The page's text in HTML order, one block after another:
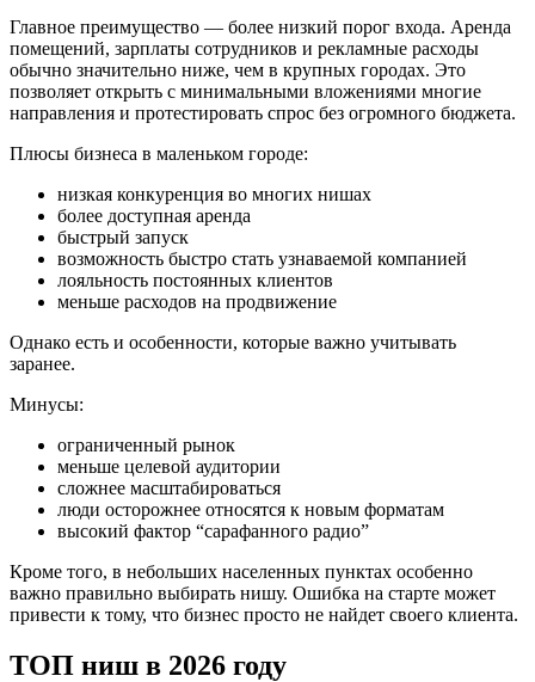
Главное преимущество — более низкий порог входа. Аренда
помещений, зарплаты сотрудников и рекламные расходы
обычно значительно ниже, чем в крупных городах. Это
позволяет открыть с минимальными вложениями многие
направления и протестировать спрос без огромного бюджета.
Плюсы бизнеса в маленьком городе:
низкая конкуренция во многих нишах
более доступная аренда
быстрый запуск
возможность быстро стать узнаваемой компанией
лояльность постоянных клиентов
меньше расходов на продвижение
Однако есть и особенности, которые важно учитывать
заранее.
Минусы:
ограниченный рынок
меньше целевой аудитории
сложнее масштабироваться
люди осторожнее относятся к новым форматам
высокий фактор “сарафанного радио”
Кроме того, в небольших населенных пунктах особенно
важно правильно выбирать нишу. Ошибка на старте может
привести к тому, что бизнес просто не найдет своего клиента.
ТОП ниш в 2026 году